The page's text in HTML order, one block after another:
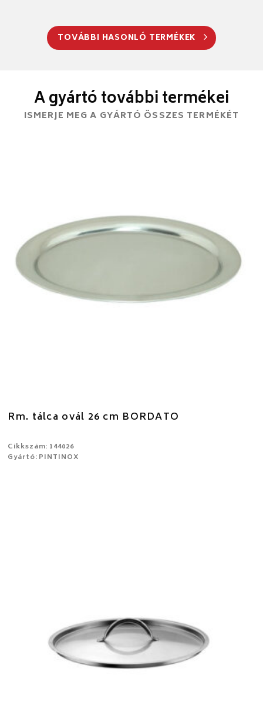
TOVÁBBI HASONLÓ TERMÉKEK
A gyártó további termékei
ISMERJE MEG A GYÁRTÓ ÖSSZES TERMÉKÉT
Rm. tálca ovál 26 cm BORDATO
Cikkszám: 144026
Gyártó: PINTINOX